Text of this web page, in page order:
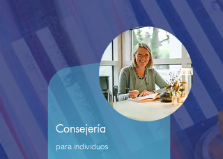
Consejería
para individuos